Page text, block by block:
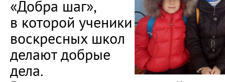
«Добра шаг»,
в которой ученики
воскресных школ
делают добрые
дела.